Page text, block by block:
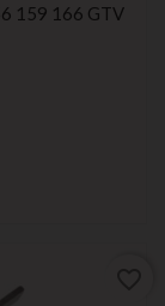
159 166 GTV